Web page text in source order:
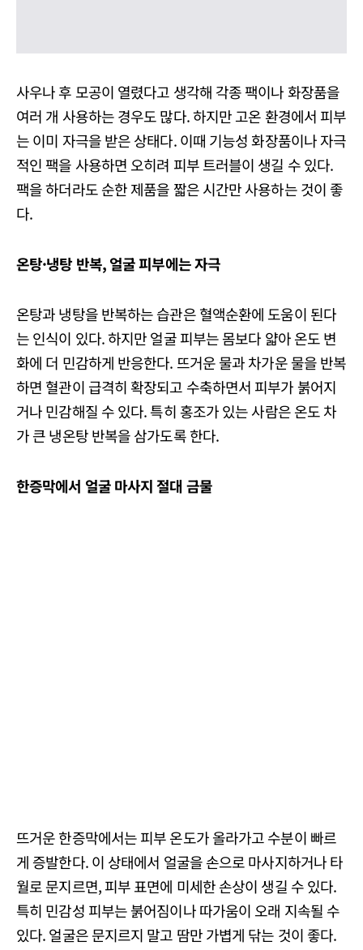
사우나 후 모공이 열렸다고 생각해 각종 팩이나 화장품을
여러 개 사용하는 경우도 많다. 하지만 고온 환경에서 피부
는 이미 자극을 받은 상태다. 이때 기능성 화장품이나 자극
적인 팩을 사용하면 오히려 피부 트러블이 생길 수 있다.
팩을 하더라도 순한 제품을 짧은 시간만 사용하는 것이 좋
다.
온탕·냉탕 반복, 얼굴 피부에는 자극
온탕과 냉탕을 반복하는 습관은 혈액순환에 도움이 된다
는 인식이 있다. 하지만 얼굴 피부는 몸보다 얇아 온도 변
화에 더 민감하게 반응한다. 뜨거운 물과 차가운 물을 반복
하면 혈관이 급격히 확장되고 수축하면서 피부가 붉어지
거나 민감해질 수 있다. 특히 홍조가 있는 사람은 온도 차
가 큰 냉온탕 반복을 삼가도록 한다.
한증막에서 얼굴 마사지 절대 금물
뜨거운 한증막에서는 피부 온도가 올라가고 수분이 빠르
게 증발한다. 이 상태에서 얼굴을 손으로 마사지하거나 타
월로 문지르면, 피부 표면에 미세한 손상이 생길 수 있다.
특히 민감성 피부는 붉어짐이나 따가움이 오래 지속될 수
있다. 얼굴은 문지르지 말고 땀만 가볍게 닦는 것이 좋다.